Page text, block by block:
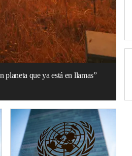
que ya está en llamas”